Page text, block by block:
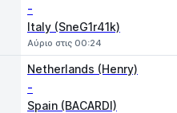
-
Italy (SneG1r41k)
Αύριο στις 00:24
Netherlands (Henry)
-
Spain (BACARDI)